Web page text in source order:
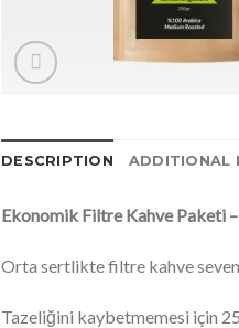
DESCRIPTION ADDITIONAL
Ekonomik Filtre Kahve Paketi
Orta sertlikte filtre kahve
Tazeliğini kaybetmemesi için